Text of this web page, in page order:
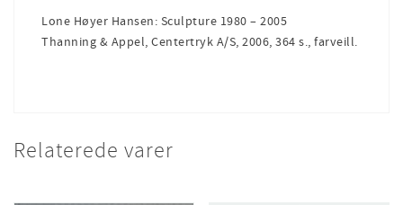
antal
Lone Høyer Hansen: Sculpture 1980 – 2005
Thanning & Appel, Centertryk A/S, 2006, 364 s., farveill.
Relaterede varer